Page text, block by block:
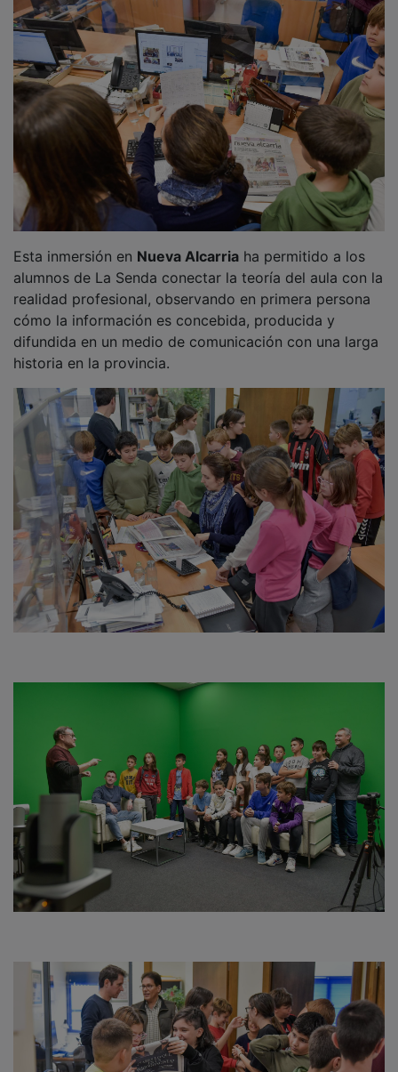
alumnos de La Senda conectar la teoría del aula con la
realidad profesional, observando en primera persona
cómo la información es concebida, producida y
difundida en un medio de comunicación con una larga
historia en la provincia.